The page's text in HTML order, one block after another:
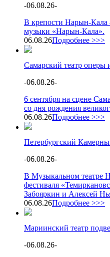
-06.08.26-
В крепости Нарын-Кала
музыки «Нарын-Кала».
06.08.26Подробнее >>>
Самарский театр оперы
-06.08.26-
6 сентября на сцене
со дня рождения
06.08.26Подробнее >>>
Петербургский
-06.08.26-
В Музыкальном театре
фестиваля
Забояркин и Алексей
06.08.26Подробнее >>>
Мариинский театр
-06.08.26-